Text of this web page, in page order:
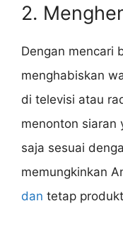
2.
Dengan mencari
menghabiskan
di televisi atau
menonton siaran
saja sesuai
memungkinkan
dan tetap